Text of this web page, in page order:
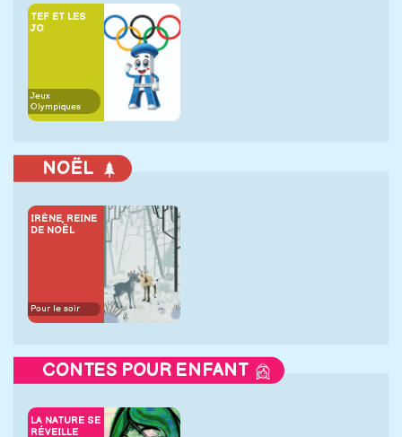
TEF ET LES
JO
Jeux
Olympiques
NOËL
IRÈNE, REINE
DE NOËL
Pour le soir
CONTES POUR ENFANT
LA NATURE SE
RÉVEILLE